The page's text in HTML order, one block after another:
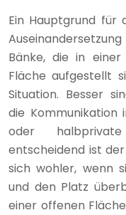
Ein Hauptgrund für
Bänke, die in
Fläche aufgestellt
Situation. Besser
die Kommunikation
oder
entscheidend ist der
sich wohler, wenn
und den Platz
einer offenen